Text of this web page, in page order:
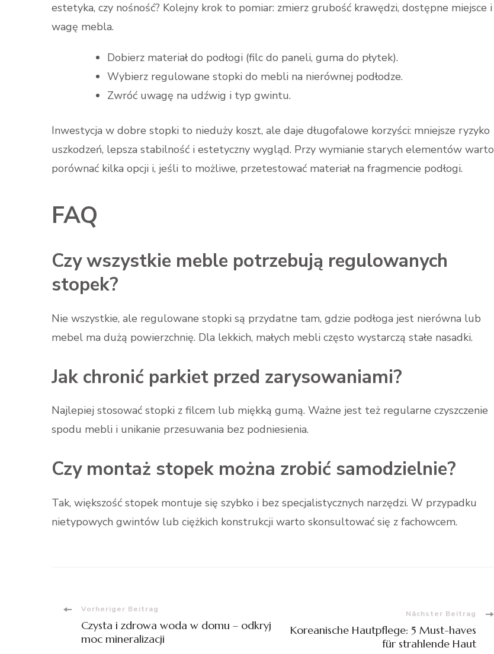
estetyka, czy nośność? Kolejny krok to pomiar: zmierz grubość krawędzi, dostępne miejsce i
wagę mebla.
Dobierz materiał do podłogi (filc do paneli, guma do płytek).
Wybierz regulowane stopki do mebli na nierównej podłodze.
Zwróć uwagę na udźwig i typ gwintu.
Inwestycja w dobre stopki to nieduży koszt, ale daje długofalowe korzyści: mniejsze ryzyko
uszkodzeń, lepsza stabilność i estetyczny wygląd. Przy wymianie starych elementów warto
porównać kilka opcji i, jeśli to możliwe, przetestować materiał na fragmencie podłogi.
FAQ
Czy wszystkie meble potrzebują regulowanych
stopek?
Nie wszystkie, ale regulowane stopki są przydatne tam, gdzie podłoga jest nierówna lub
mebel ma dużą powierzchnię. Dla lekkich, małych mebli często wystarczą stałe nasadki.
Jak chronić parkiet przed zarysowaniami?
Najlepiej stosować stopki z filcem lub miękką gumą. Ważne jest też regularne czyszczenie
spodu mebli i unikanie przesuwania bez podniesienia.
Czy montaż stopek można zrobić samodzielnie?
Tak, większość stopek montuje się szybko i bez specjalistycznych narzędzi. W przypadku
nietypowych gwintów lub ciężkich konstrukcji warto skonsultować się z fachowcem.
Beitragsnavigation
Vorheriger Beitrag
Czysta i zdrowa woda w domu – odkryj
moc mineralizacji
Nächster Beitrag
Koreanische Hautpflege: 5 Must-haves
für strahlende Haut